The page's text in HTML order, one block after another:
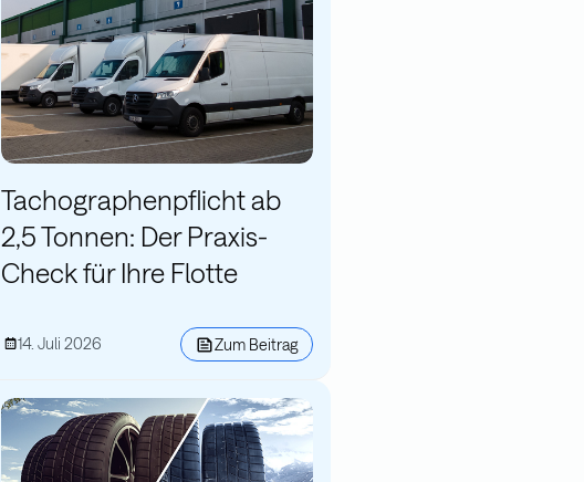
Tachographenpflicht ab
2,5 Tonnen: Der Praxis-
Check für Ihre Flotte
14. Juli 2026 Zum Beitrag